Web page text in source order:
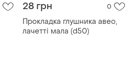
28 грн 0
Прокладка глушника авео,
лачетті мала (d50)